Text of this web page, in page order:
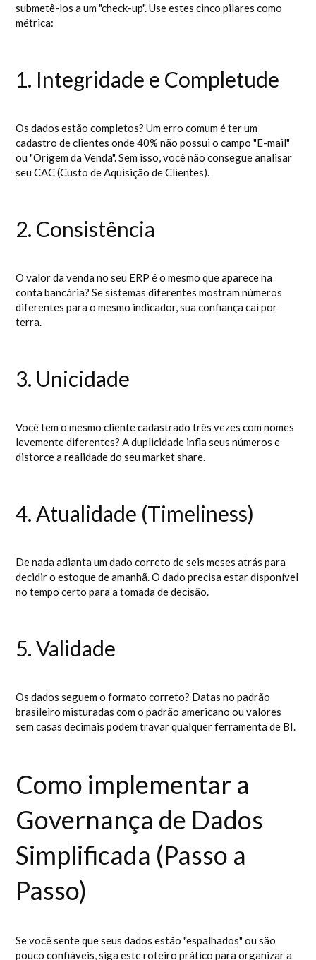
submetê-los a um "check-up". Use estes cinco pilares como
métrica:
1. Integridade e Completude
Os dados estão completos? Um erro comum é ter um
cadastro de clientes onde 40% não possui o campo "E-mail"
ou "Origem da Venda". Sem isso, você não consegue analisar
seu CAC (Custo de Aquisição de Clientes).
2. Consistência
O valor da venda no seu ERP é o mesmo que aparece na
conta bancária? Se sistemas diferentes mostram números
diferentes para o mesmo indicador, sua confiança cai por
terra.
3. Unicidade
Você tem o mesmo cliente cadastrado três vezes com nomes
levemente diferentes? A duplicidade infla seus números e
distorce a realidade do seu market share.
4. Atualidade (Timeliness)
De nada adianta um dado correto de seis meses atrás para
decidir o estoque de amanhã. O dado precisa estar disponível
no tempo certo para a tomada de decisão.
5. Validade
Os dados seguem o formato correto? Datas no padrão
brasileiro misturadas com o padrão americano ou valores
sem casas decimais podem travar qualquer ferramenta de BI.
Como implementar a
Governança de Dados
Simplificada (Passo a
Passo)
Se você sente que seus dados estão "espalhados" ou são
pouco confiáveis, siga este roteiro prático para organizar a